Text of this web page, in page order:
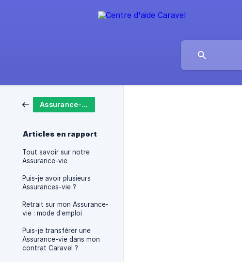
Assurance-vie
Articles en rapport
Tout savoir sur notre
Assurance-vie
Puis-je avoir plusieurs
Assurances-vie ?
Retrait sur mon Assurance-
vie : mode d’emploi
Puis-je transférer une
Assurance-vie dans mon
contrat Caravel ?